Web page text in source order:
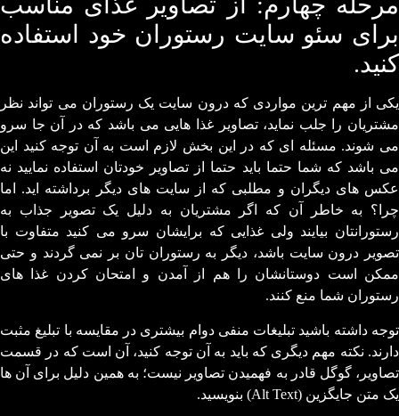
برای سئو سایت رستوران خود استفاده
کنید.
یکی از مهم ترین مواردی که درون سایت یک رستوران می تواند نظر
مشتریان را جلب نماید، تصاویر غذا هایی می باشد که در آن جا سرو
می شوند. مسئله ای که در این بخش لازم است به آن توجه کنید این
می باشد که شما حتما باید حتما از تصاویر خودتان استفاده نمایید نه
عکس های دیگران و مطلبی که از سایت های دیگر برداشته اید. اما
چرا؟ به خاطر آن که اگر مشتریان به دلیل یک تصویر جذاب به
رستورانتان بیایند ولی غذایی که برایشان سرو می کنید متفاوت با
تصویر درون سایت باشد، دیگر به رستوران تان بر نمی گردند و حتی
ممکن است دوستانشان را هم از آمدن و امتحان کردن غذا های
رستوران شما منع کنند.
توجه داشته باشید تبلیغات منفی دوام بیشتری در مقایسه با تبلیغ مثبت
دارند. نکته مهم دیگری که باید به آن توجه کنید، آن است که در قسمت
تصاویر، گوگل قادر به فهمیدن تصاویر نیست؛ به همین دلیل برای آن ها
یک متن جایگزین (Alt Text) بنویسید.